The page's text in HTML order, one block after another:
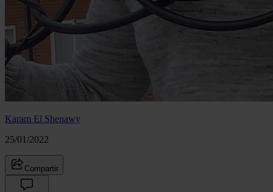
Karam El Shenawy
25/01/2022
Compartir